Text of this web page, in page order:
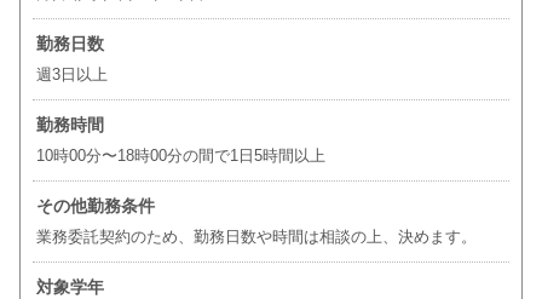
勤務日数
週3日以上
勤務時間
10時00分〜18時00分の間で1日5時間以上
その他勤務条件
業務委託契約のため、勤務日数や時間は相談の上、決めます。
対象学年